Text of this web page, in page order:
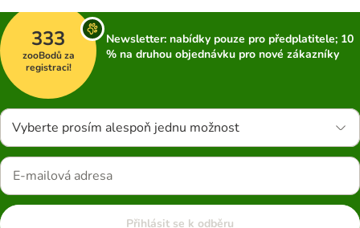
333
zooBodů za
registraci!
Newsletter: nabídky pouze pro předplatitele; 10
% na druhou objednávku pro nové zákazníky
Vyberte prosím alespoň jednu možnost
Přihlásit se k odběru